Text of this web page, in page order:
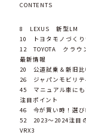
CONTENTS
8 LEXUS 新型LM
10 トヨタモノづくり
12 TOYOTA クラウ
最新情報
20 公道試乗＆新旧
26 ジャパンモビリテ
45 マニュアル車にも
注目ポイント
46 今が買い時！選び
52 2023～2024注目
VRX3